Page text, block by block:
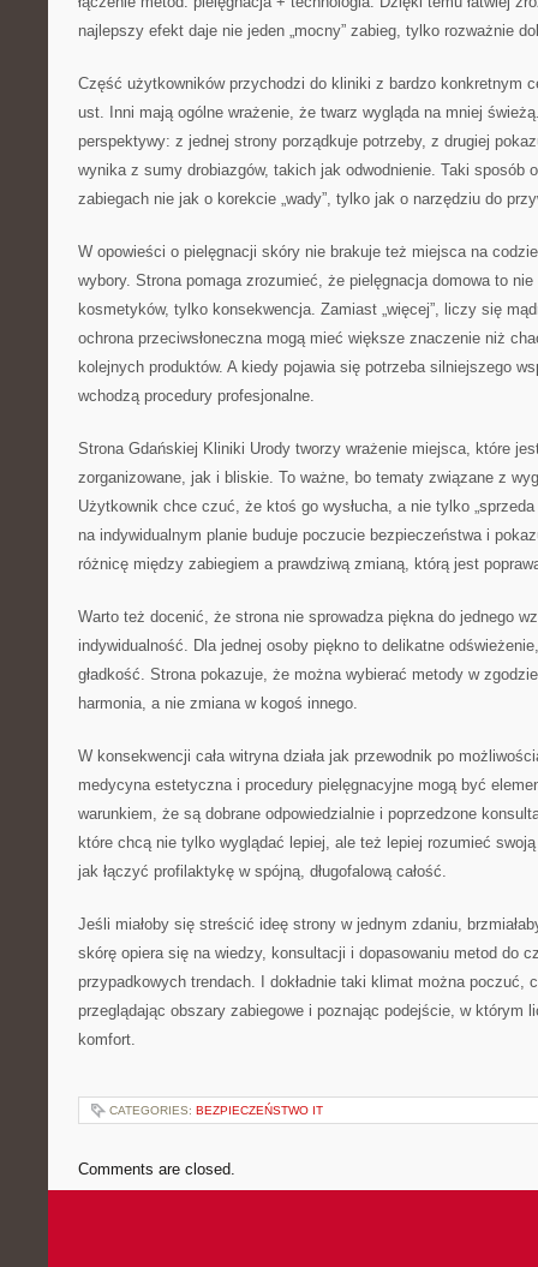
najlepszy efekt daje nie jeden „mocny” zabieg, tylko rozważnie
Część użytkowników przychodzi do kliniki z bardzo konkretnym
ust. Inni mają ogólne wrażenie, że twarz wygląda na mniej
perspektywy: z jednej strony porządkuje potrzeby, z drugiej
wynika z sumy drobiazgów, takich jak odwodnienie. Taki sposób
zabiegach nie jak o korekcie „wady”, tylko jak o narzędziu do
W opowieści o pielęgnacji skóry nie brakuje też miejsca na
wybory. Strona pomaga zrozumieć, że pielęgnacja domowa to
kosmetyków, tylko konsekwencja. Zamiast „więcej”, liczy się
ochrona przeciwsłoneczna mogą mieć większe znaczenie niż
kolejnych produktów. A kiedy pojawia się potrzeba silniejszego
wchodzą procedury profesjonalne.
Strona Gdańskiej Kliniki Urody tworzy wrażenie miejsca, które
zorganizowane, jak i bliskie. To ważne, bo tematy związane z
Użytkownik chce czuć, że ktoś go wysłucha, a nie tylko
na indywidualnym planie buduje poczucie bezpieczeństwa i
różnicę między zabiegiem a prawdziwą zmianą, którą jest
Warto też docenić, że strona nie sprowadza piękna do jednego
indywidualność. Dla jednej osoby piękno to delikatne
gładkość. Strona pokazuje, że można wybierać metody w
harmonia, a nie zmiana w kogoś innego.
W konsekwencji cała witryna działa jak przewodnik po
medycyna estetyczna i procedury pielęgnacyjne mogą być
warunkiem, że są dobrane odpowiedzialnie i poprzedzone
które chcą nie tylko wyglądać lepiej, ale też lepiej rozumieć
jak łączyć profilaktykę w spójną, długofalową całość.
Jeśli miałoby się streścić ideę strony w jednym zdaniu,
skórę opiera się na wiedzy, konsultacji i dopasowaniu metod do
przypadkowych trendach. I dokładnie taki klimat można poczuć,
przeglądając obszary zabiegowe i poznając podejście, w którym
komfort.
CATEGORIES: BEZPIECZEŃSTWO IT
Comments are closed.